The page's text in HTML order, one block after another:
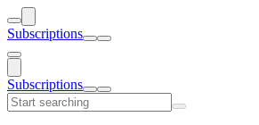
Subscriptions
Subscriptions